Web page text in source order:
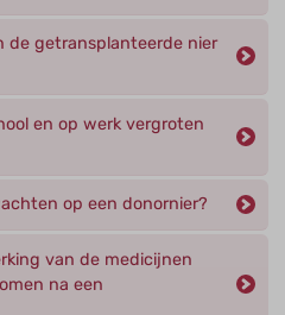
de getransplanteerde nier
en op werk vergroten
op een donornier?
van de medicijnen
na een